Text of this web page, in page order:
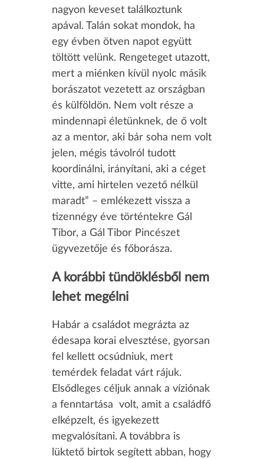
nagyon keveset találkoztunk
apával. Talán sokat mondok, ha
egy évben ötven napot együtt
töltött velünk. Rengeteget utazott,
mert a miénken kívül nyolc másik
borászatot vezetett az országban
és külföldön. Nem volt része a
mindennapi életünknek, de ő volt
az a mentor, aki bár soha nem volt
jelen, mégis távolról tudott
koordinálni, irányítani, aki a céget
vitte, ami hirtelen vezető nélkül
maradt” – emlékezett vissza a
tizennégy éve történtekre Gál
Tibor, a Gál Tibor Pincészet
ügyvezetője és főborásza.
A korábbi tündöklésből nem
lehet megélni
Habár a családot megrázta az
édesapa korai elvesztése, gyorsan
fel kellett ocsúdniuk, mert
temérdek feladat várt rájuk.
Elsődleges céljuk annak a víziónak
a fenntartása volt, amit a családfő
elképzelt, és igyekezett
megvalósítani. A továbbra is
lüktető birtok segített abban, hogy